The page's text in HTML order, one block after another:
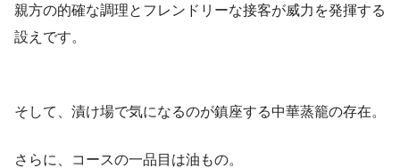
親方の的確な調理とフレンドリーな接客が威力を発揮する
設えです。
そして、漬け場で気になるのが鎮座する中華蒸籠の存在。
さらに、コースの一品目は油もの。